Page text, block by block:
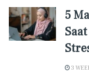
5
3